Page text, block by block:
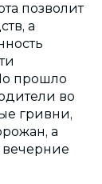
позволит
а
прошло
во
гривни,
а
вечерние